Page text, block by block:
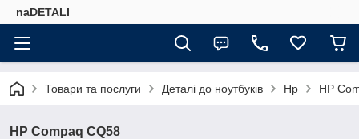
naDETALI
Товари та послуги Деталі до ноутбуків Hp HP
HP Compaq CQ58